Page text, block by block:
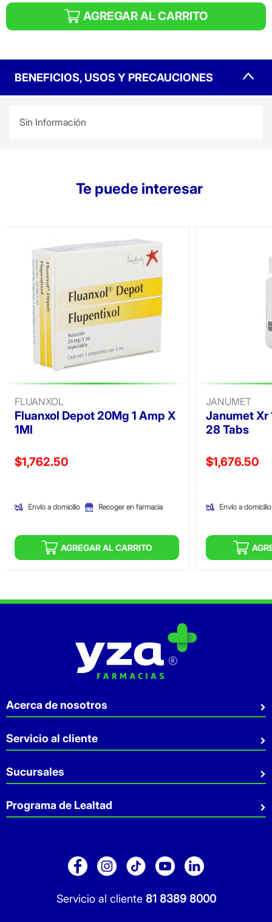
AGREGAR AL CARRITO
BENEFICIOS, USOS Y PRECAUCIONES
Sin Información
Te puede interesar
FLUANXOL
Fluanxol Depot 20Mg 1 Amp X
1Ml
Precio reducido de
$1,762.50
Envío a domicilio Recoger en farmacia
AGREGAR AL CARRITO
JANUMET
Janumet Xr
28 Tabs
Precio
$1,676.50
Envío a domicilio
Servicio al cliente 81 8389 8000
Acerca de nosotros
Quiénes somos
Sostenibilidad
Aviso de privacidad
Servicio al cliente
Preguntas Frecuentes
Contacto
Facturación
Sucursales
Sucursales
Servicio a Domicilio
Pago de Servicios
Programa de Lealtad
Folleto Promocional
Sitio Dermocosmética